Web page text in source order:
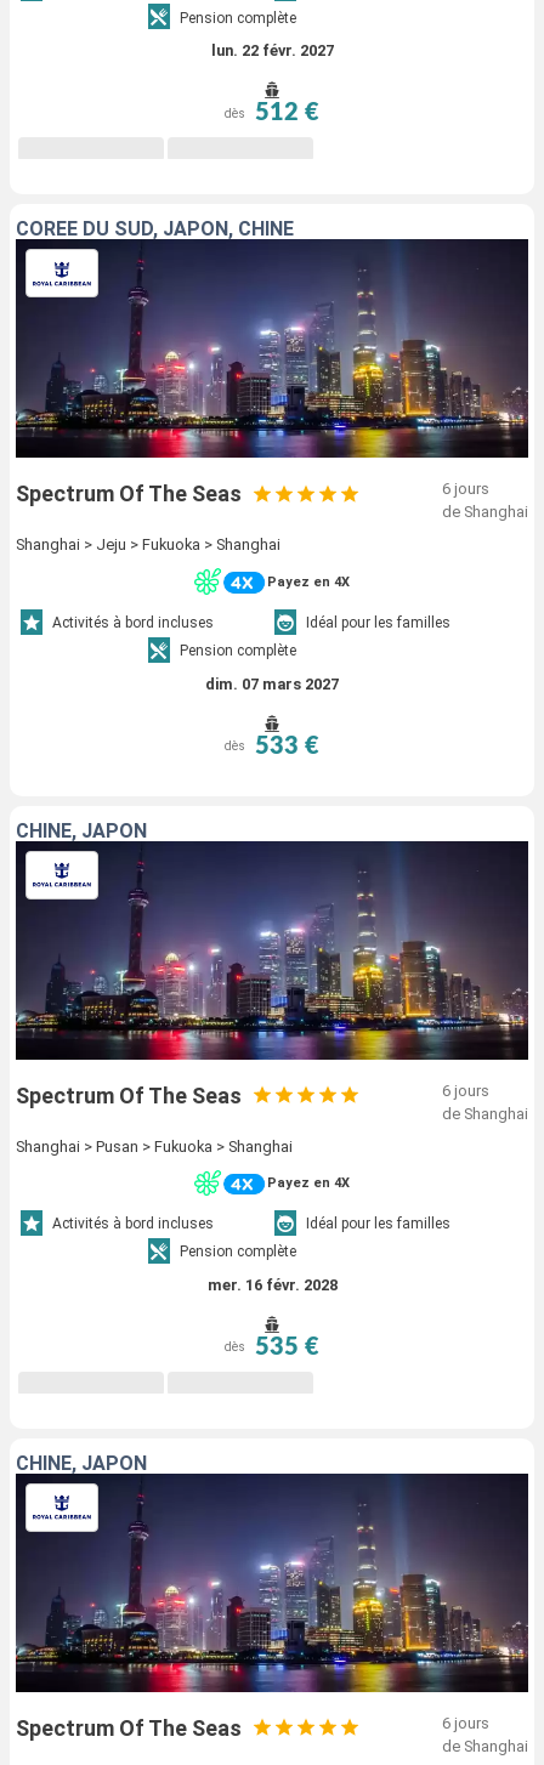
Pension complète
lun. 22 févr. 2027
dès 512 €
CORÉE DU SUD, JAPON, CHINE
Spectrum Of The Seas
6 jours
de Shanghai
Shanghai > Jeju > Fukuoka > Shanghai
Payez en 4X
Activités à bord incluses
Idéal pour les familles
Pension complète
dim. 07 mars 2027
dès 533 €
CHINE, JAPON
Spectrum Of The Seas
6 jours
de Shanghai
Shanghai > Pusan > Fukuoka > Shanghai
Payez en 4X
Activités à bord incluses
Idéal pour les familles
Pension complète
mer. 16 févr. 2028
dès 535 €
CHINE, JAPON
Spectrum Of The Seas
6 jours
de Shanghai